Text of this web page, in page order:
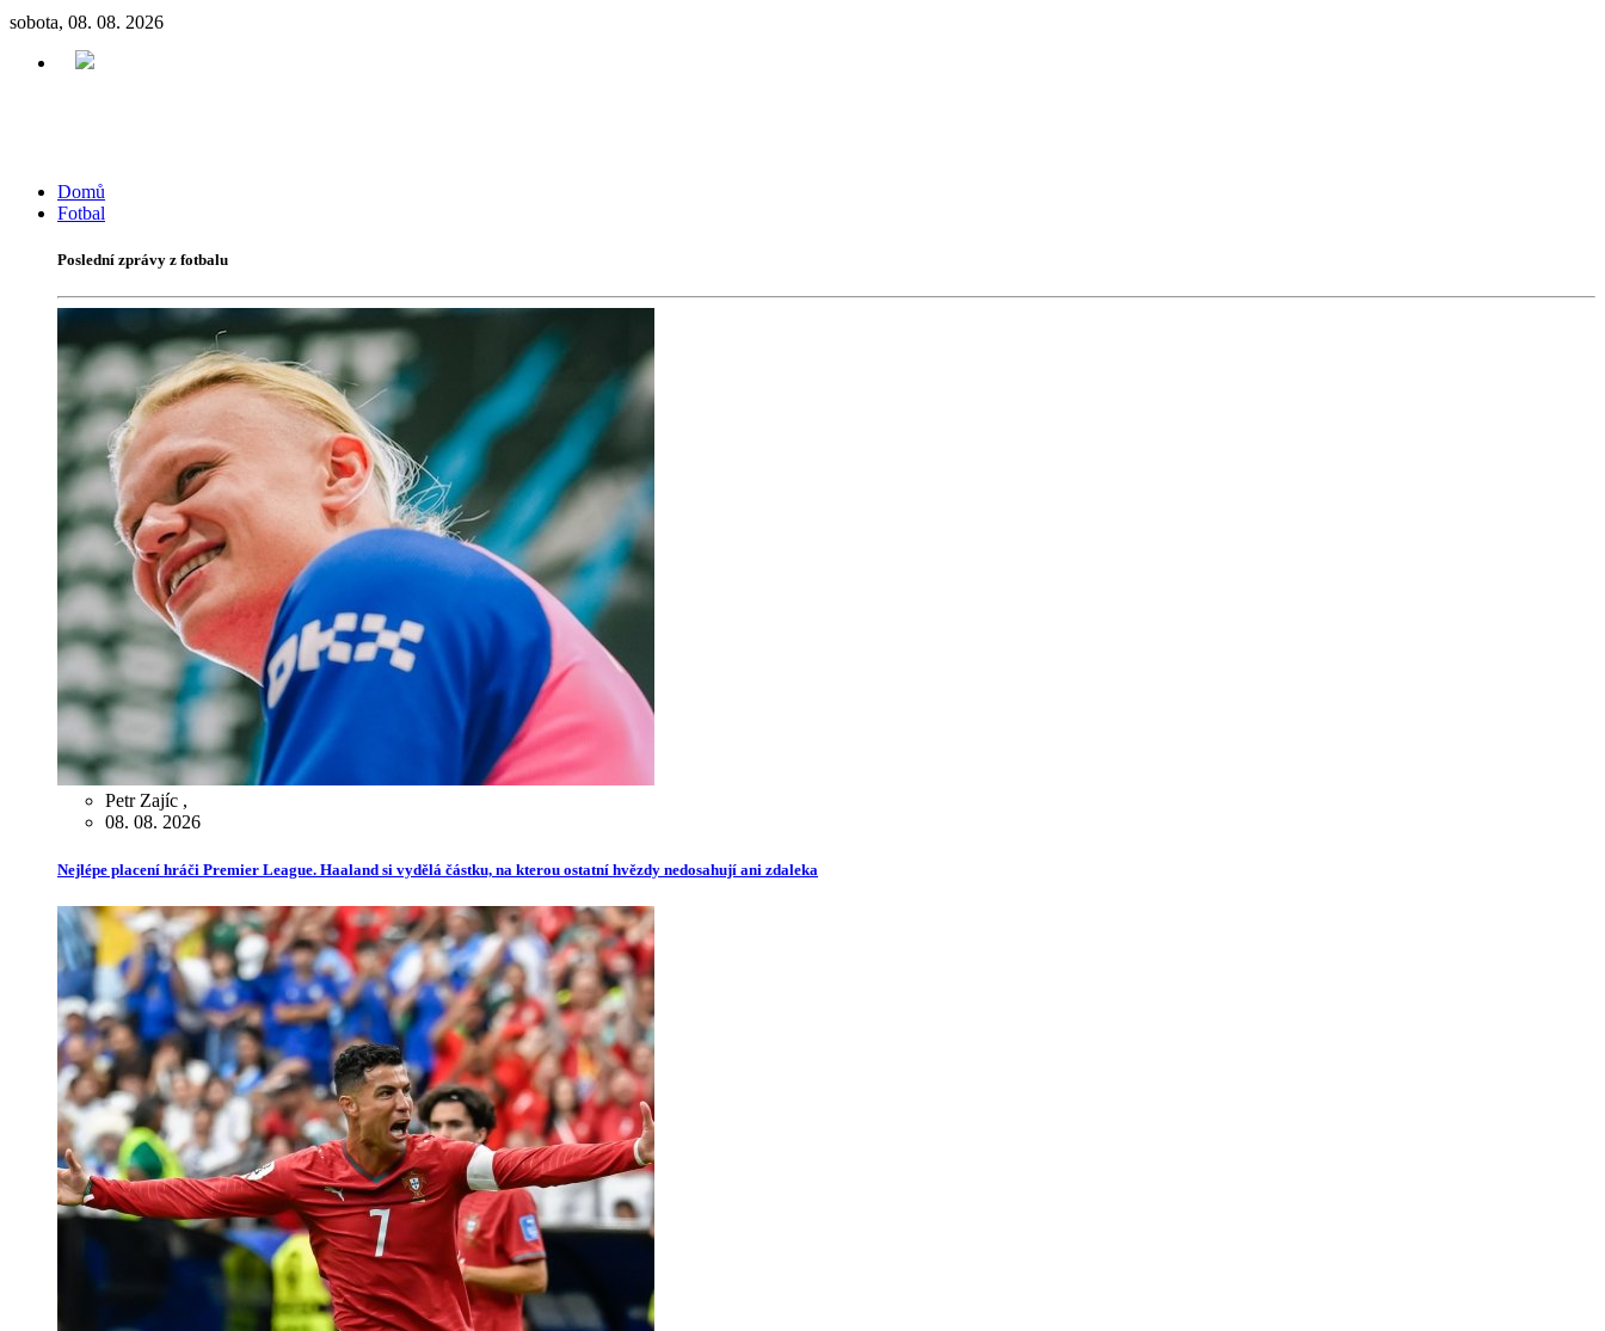
sobota, 08. 08. 2026
Domů
Fotbal
Poslední zprávy z fotbalu
Petr Zajíc ,
08. 08. 2026
Nejlépe placení hráči Premier League. Haaland si vydělá částku, na kterou ostatní hvězdy nedosahují ani zdaleka